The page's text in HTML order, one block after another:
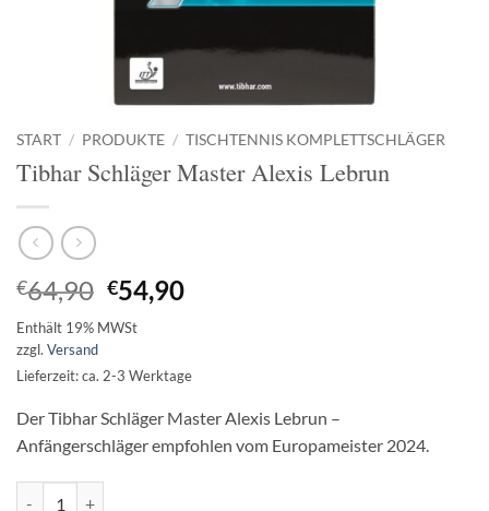
START / PRODUKTE / TISCHTENNIS KOMPLETTSCHLÄGER
Tibhar Schläger Master Alexis Lebrun
€64,90 Ursprünglicher
Preis
war:
€64,90
€54,90Aktueller
€54,90.
Enthält 19% MWSt
zzgl. Versand
Lieferzeit: ca. 2-3 Werktage
Der Tibhar Schläger Master Alexis Lebrun –
Anfängerschläger empfohlen vom Europameister 2024.